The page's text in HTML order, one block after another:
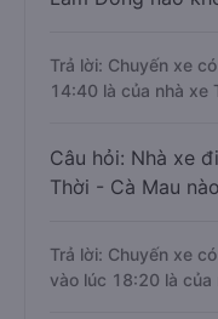
Trả lời: Chuyến xe
14:40 là của nhà xe
Câu hỏi: Nhà xe
Thời - Cà Mau
Trả lời: Chuyến xe
vào lúc 18:20 là của